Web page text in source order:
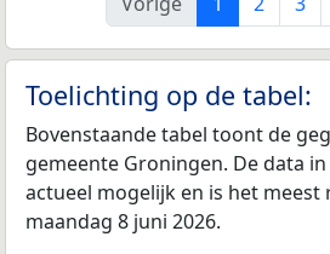
Toelichting op de tabel:
Bovenstaande tabel toont de
gemeente Groningen. De data
actueel mogelijk en is het
maandag 8 juni 2026.